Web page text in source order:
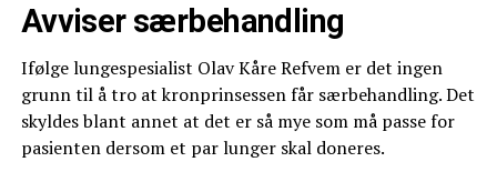
Avviser særbehandling
Ifølge lungespesialist Olav Kåre Refvem er det ingen
grunn til å tro at kronprinsessen får særbehandling. Det
skyldes blant annet at det er så mye som må passe for
pasienten dersom et par lunger skal doneres.